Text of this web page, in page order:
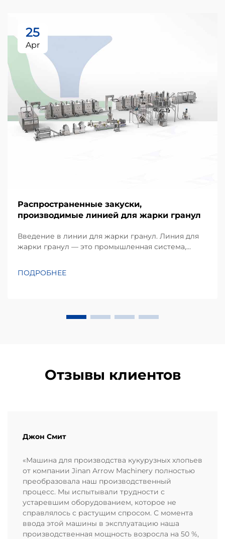
25
Apr
Распространенные закуски,
производимые линией для жарки гранул
Введение в линии для жарки гранул. Линия для
жарки гранул — это промышленная система,
непрерывной экструзии и жарки. В отличие от
ПОДРОБНЕЕ
Отзывы клиентов
Джон Смит
«Машина для производства кукурузных хлопьев
от компании Jinan Arrow Machinery полностью
преобразовала наш производственный
процесс. Мы испытывали трудности с
устаревшим оборудованием, которое не
справлялось с растущим спросом. С момента
ввода этой машины в эксплуатацию наша
производственная мощность возросла на 50 %,